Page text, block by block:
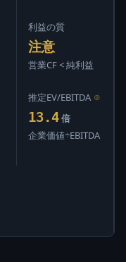
利益の質
注意
営業CF < 純利益
推定EV/EBITDA ⊙
13.4 倍
企業価値÷EBITDA